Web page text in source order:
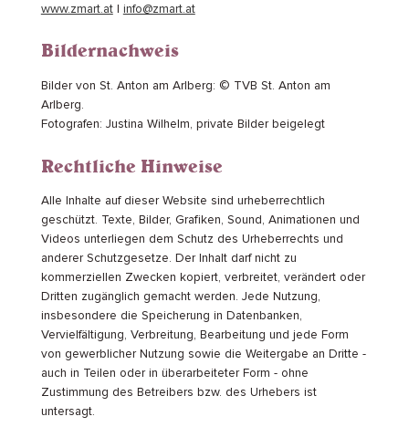
www.zmart.at| info@zmart.at
Bildernachweis
Bilder von St. Anton am Arlberg: © TVB St. Anton am
Arlberg.
Fotografen: Justina Wilhelm, private Bilder beigelegt
Rechtliche Hinweise
Alle Inhalte auf dieser Website sind urheberrechtlich
geschützt. Texte, Bilder, Grafiken, Sound, Animationen und
Videos unterliegen dem Schutz des Urheberrechts und
anderer Schutzgesetze. Der Inhalt darf nicht zu
kommerziellen Zwecken kopiert, verbreitet, verändert oder
Dritten zugänglich gemacht werden. Jede Nutzung,
insbesondere die Speicherung in Datenbanken,
Vervielfältigung, Verbreitung, Bearbeitung und jede Form
von gewerblicher Nutzung sowie die Weitergabe an Dritte -
auch in Teilen oder in überarbeiteter Form - ohne
Zustimmung des Betreibers bzw. des Urhebers ist
untersagt.